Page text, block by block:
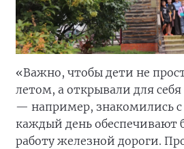
«Важно, чтобы дети не
летом, а открывали для
— например, знакомились
каждый день обеспечивают
работу железной дороги.